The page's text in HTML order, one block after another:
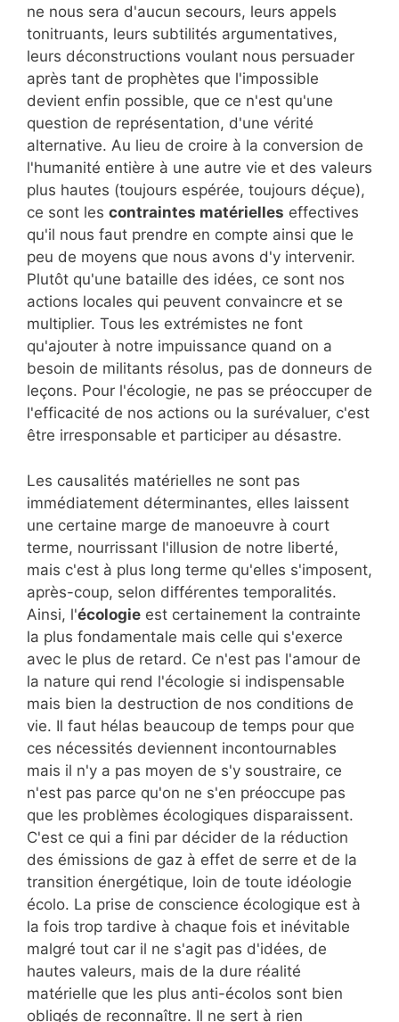
ne nous sera d'aucun secours, leurs appels
tonitruants, leurs subtilités argumentatives,
leurs déconstructions voulant nous persuader
après tant de prophètes que l'impossible
devient enfin possible, que ce n'est qu'une
question de représentation, d'une vérité
alternative. Au lieu de croire à la conversion de
l'humanité entière à une autre vie et des valeurs
plus hautes (toujours espérée, toujours déçue),
ce sont les contraintes matérielles effectives
qu'il nous faut prendre en compte ainsi que le
peu de moyens que nous avons d'y intervenir.
Plutôt qu'une bataille des idées, ce sont nos
actions locales qui peuvent convaincre et se
multiplier. Tous les extrémistes ne font
qu'ajouter à notre impuissance quand on a
besoin de militants résolus, pas de donneurs de
leçons. Pour l'écologie, ne pas se préoccuper de
l'efficacité de nos actions ou la surévaluer, c'est
être irresponsable et participer au désastre.
Les causalités matérielles ne sont pas
immédiatement déterminantes, elles laissent
une certaine marge de manoeuvre à court
terme, nourrissant l'illusion de notre liberté,
mais c'est à plus long terme qu'elles s'imposent,
après-coup, selon différentes temporalités.
Ainsi, l'écologie est certainement la contrainte
la plus fondamentale mais celle qui s'exerce
avec le plus de retard. Ce n'est pas l'amour de
la nature qui rend l'écologie si indispensable
mais bien la destruction de nos conditions de
vie. Il faut hélas beaucoup de temps pour que
ces nécessités deviennent incontournables
mais il n'y a pas moyen de s'y soustraire, ce
n'est pas parce qu'on ne s'en préoccupe pas
que les problèmes écologiques disparaissent.
C'est ce qui a fini par décider de la réduction
des émissions de gaz à effet de serre et de la
transition énergétique, loin de toute idéologie
écolo. La prise de conscience écologique est à
la fois trop tardive à chaque fois et inévitable
malgré tout car il ne s'agit pas d'idées, de
hautes valeurs, mais de la dure réalité
matérielle que les plus anti-écolos sont bien
obligés de reconnaître. Il ne sert à rien